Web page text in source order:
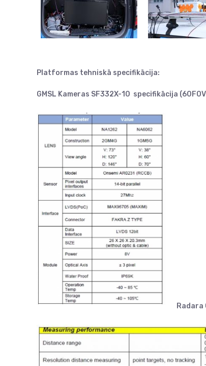
Platformas tehniskā specifikācija:
GMSL Kameras SF332X-10 specifikācija